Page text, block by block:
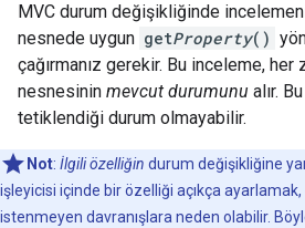
MVC durum değişikliğinde
nesnede uygun getProperty()
çağırmanız gerekir. Bu inceleme, her
nesnesinin mevcut durumunu alır.
tetiklendiği durum olmayabilir.
Not: İlgili özelliğin durum değişikliğine
işleyicisi içinde bir özelliği açıkça
istenmeyen davranışlara neden olabilir.